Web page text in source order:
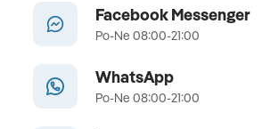
Facebook Messenger
Po-Ne 08:00-21:00
WhatsApp
Po-Ne 08:00-21:00